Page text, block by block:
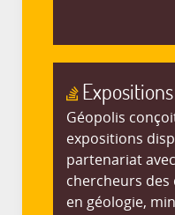
Expositions
Géopolis
expositions
partenariat
chercheurs des
en géologie,